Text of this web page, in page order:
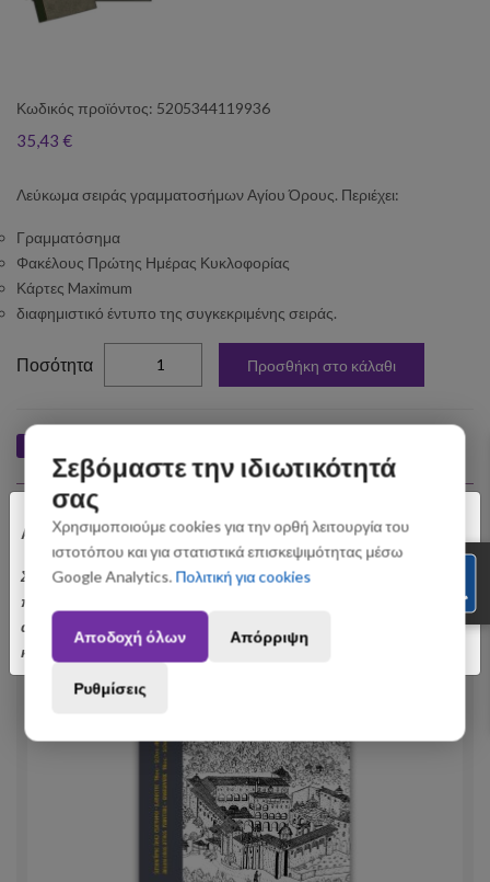
Αγαπητοί Πελάτες
Σας ενημερώνουμε ότι οι παραγγελίες που θα
πραγματοποιηθούν από 3 έως 31 Αυγούστου ενδέχεται να
αποσταλούν με σχετική καθυστέρηση. Ευχαριστούμε για την
κατανόηση.
Κωδικός προϊόντος: 5205344119936
35,43 €
Λεύκωμα σειράς γραμματοσήμων Αγίου Όρους. Περιέχει:
Γραμματόσημα
Φακέλους Πρώτης Ημέρας Κυκλοφορίας
Κάρτες Maximum
διαφημιστικό έντυπο της συγκεκριμένης σειράς.
Ποσότητα Προσθήκη στο κάλαθι
Σεβόμαστε την ιδιωτικότητά
σας
Χρησιμοποιούμε cookies για την ορθή λειτουργία του
ιστοτόπου και για στατιστικά επισκεψιμότητας μέσω
Google Analytics. Πολιτική για cookies
Αποδοχή όλων Απόρριψη
Ρυθμίσεις